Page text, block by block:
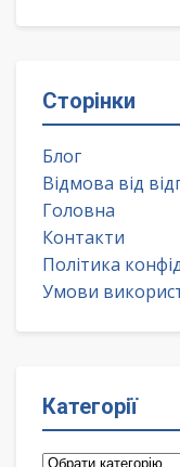
Сторінки
Блог
Відмова від
Головна
Контакти
Політика
Умови
Категорії
Категорії